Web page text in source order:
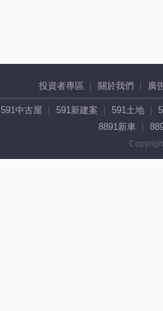
投資者專區 關於我們 廣
591中古屋 591新建案 591土地
8891新車